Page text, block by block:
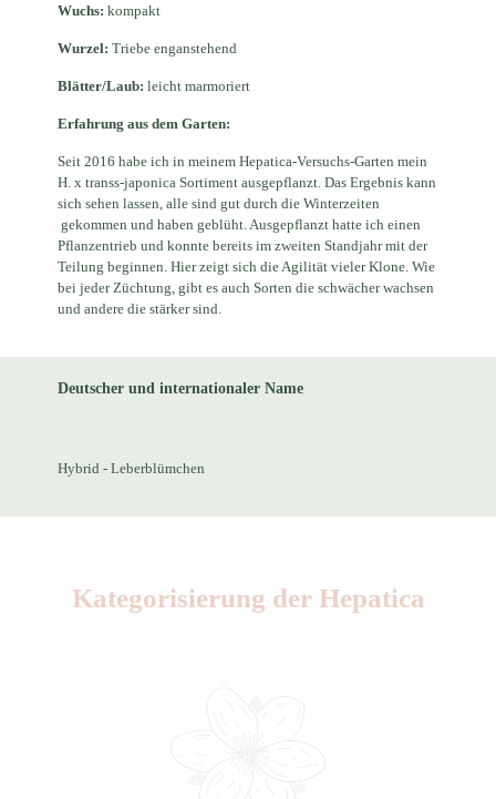
Wuchs: kompakt
Wurzel: Triebe enganstehend
Blätter/Laub: leicht marmoriert
Erfahrung aus dem Garten:
Seit 2016 habe ich in meinem Hepatica-Versuchs-Garten mein
H. x transs-japonica Sortiment ausgepflanzt. Das Ergebnis kann
sich sehen lassen, alle sind gut durch die Winterzeiten
gekommen und haben geblüht. Ausgepflanzt hatte ich einen
Pflanzentrieb und konnte bereits im zweiten Standjahr mit der
Teilung beginnen. Hier zeigt sich die Agilität vieler Klone. Wie
bei jeder Züchtung, gibt es auch Sorten die schwächer wachsen
und andere die stärker sind.
Deutscher und internationaler Name
Hybrid - Leberblümchen
Kategorisierung der Hepatica